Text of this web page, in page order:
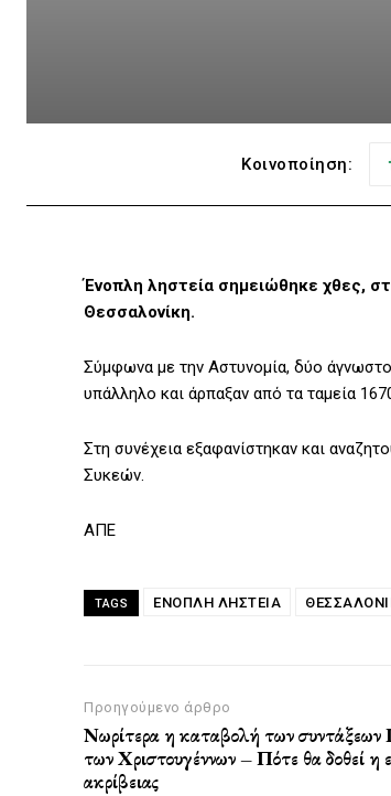
Κοινοποίηση:
Ένοπλη ληστεία σημειώθηκε χθες,
Θεσσαλονίκη.
Σύμφωνα με την Αστυνομία, δύο
υπάλληλο και άρπαξαν από τα ταμεία
Στη συνέχεια εξαφανίστηκαν και
Συκεών.
ΑΠΕ
TAGS ΈΝΟΠΛΗ ΛΗΣΤΕΊΑ
Προηγούμενο άρθρο
Νωρίτερα η καταβολή των συντάξεων
των Χριστουγέννων – Πότε θα δοθεί η
ακρίβειας